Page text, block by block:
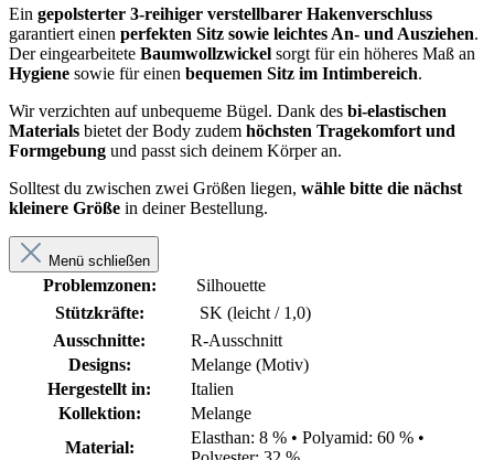
Ein gepolsterter 3-reihiger verstellbarer Hakenverschluss
garantiert einen perfekten Sitz sowie leichtes An- und Ausziehen.
Der eingearbeitete Baumwollzwickel sorgt für ein höheres Maß an
Hygiene sowie für einen bequemen Sitz im Intimbereich.
Wir verzichten auf unbequeme Bügel. Dank des bi-elastischen
Materials bietet der Body zudem höchsten Tragekomfort und
Formgebung und passt sich deinem Körper an.
Solltest du zwischen zwei Größen liegen, wähle bitte die nächst
kleinere Größe in deiner Bestellung.
Menü schließen
Problemzonen:
Silhouette
Stützkräfte:
SK (leicht / 1,0)
Ausschnitte:
R-Ausschnitt
Designs:
Melange (Motiv)
Hergestellt in:
Italien
Kollektion:
Melange
Material:
Elasthan: 8 % • Polyamid: 60 % •